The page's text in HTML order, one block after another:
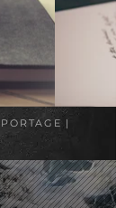
|